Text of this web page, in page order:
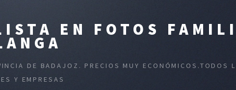
EN FOTOS
DE BADAJOZ. PRECIOS MUY ECONÓMICOS.TODOS
Y EMPRESAS